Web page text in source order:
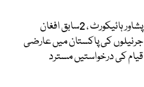
پشاور ہائیکورٹ ، 2سابق افغان
جرنیلوں کی پاکستان میں عارضی
قیام کی درخواستیں مسترد